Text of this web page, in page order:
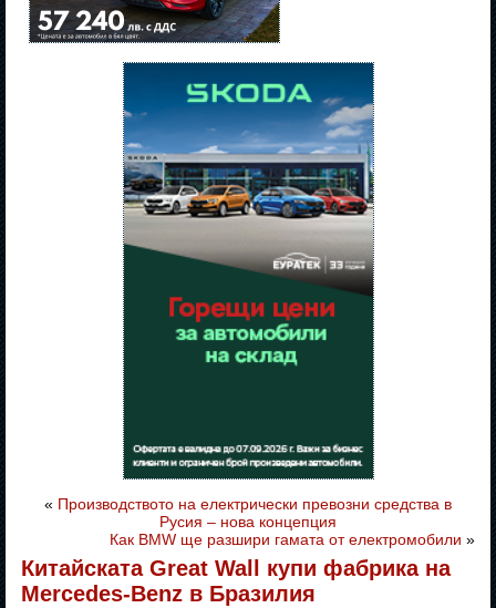
« Производството на електрически превозни средства в
Русия – нова концепция
Как BMW ще разшири гамата от електромобили »
Китайската Great Wall купи фабрика на
Mercedes-Benz в Бразилия